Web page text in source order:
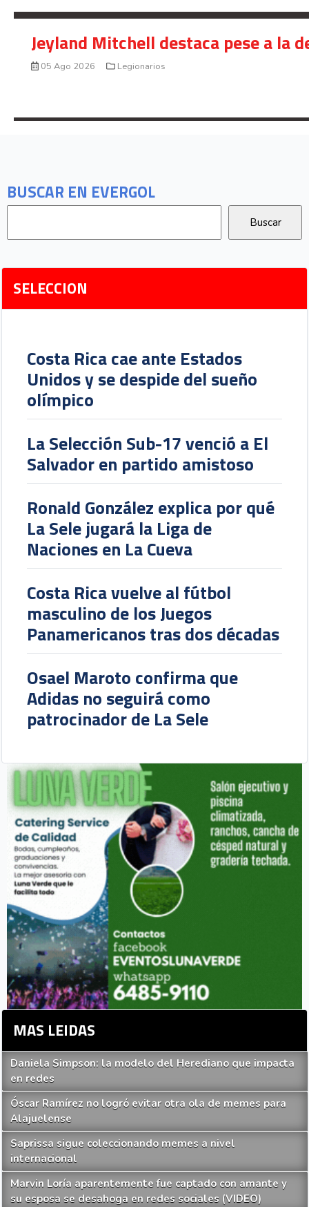
BUSCAR EN EVERGOL
SELECCION
Costa Rica cae ante Estados
Unidos y se despide del sueño
olímpico
La Selección Sub-17 venció a El
Salvador en partido amistoso
Ronald González explica por qué
La Sele jugará la Liga de
Naciones en La Cueva
Costa Rica vuelve al fútbol
masculino de los Juegos
Panamericanos tras dos décadas
Osael Maroto confirma que
Adidas no seguirá como
patrocinador de La Sele
MAS LEIDAS
Daniela Simpson: la modelo del Herediano que impacta
en redes
Óscar Ramírez no logró evitar otra ola de memes para
Alajuelense
Saprissa sigue coleccionando memes a nivel
internacional
Marvin Loría aparentemente fue captado con amante y
su esposa se desahoga en redes sociales (VIDEO)
Jeyland Mitchell destaca pese a la
05 Ago 2026 Legionarios